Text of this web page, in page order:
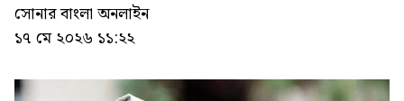
সোনার বাংলা অনলাইন
১৭ মে ২০২৬ ১১:২২